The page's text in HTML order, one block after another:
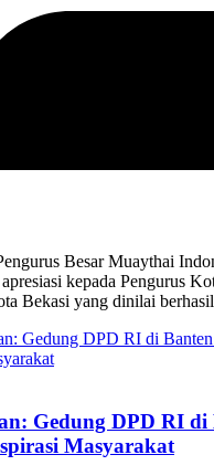
Besar Muaythai
kepada Pengurus
Bekasi yang dinilai berhasil
Gedung DPD RI di
Masyarakat